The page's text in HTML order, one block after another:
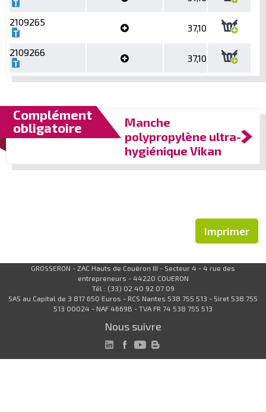
2109265
37,10
2109266
37,10
Complément
obligatoire
Manche
polypropylène ultra-
hygiénique Vikan
Imprimer
GROSSERON - ZAC Hauts de Couëron III - Secteur 4 - 4 rue des
entrepreneurs - 44220 COUERON
Tél : (33) 02 40 92 07 09
SAS au Capital de 3 817 650 Euros - RCS Nantes 538 755 513 - Siret 538 755
513 00024 - NAF 4669B - TVA FR 74 538 755 513
Nous suivre